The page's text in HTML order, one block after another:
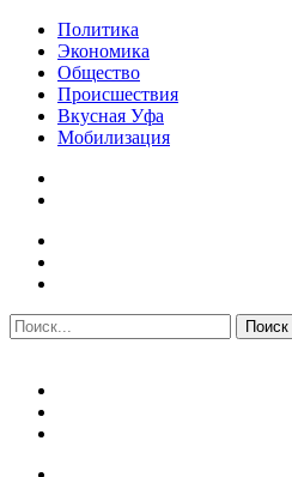
Политика
Экономика
Общество
Происшествия
Вкусная Уфа
Мобилизация